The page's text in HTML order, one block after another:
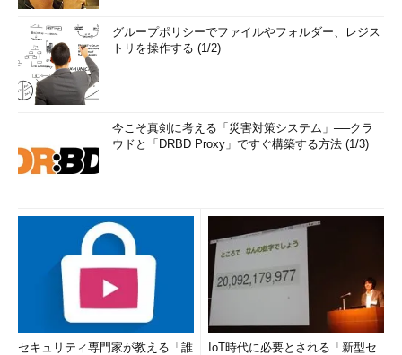
グループポリシーでファイルやフォルダー、レジス
トリを操作する (1/2)
今こそ真剣に考える「災害対策システム」──クラ
ウドと「DRBD Proxy」ですぐ構築する方法 (1/3)
セキュリティ専門家が教える「誰
IoT時代に必要とされる「新型セ